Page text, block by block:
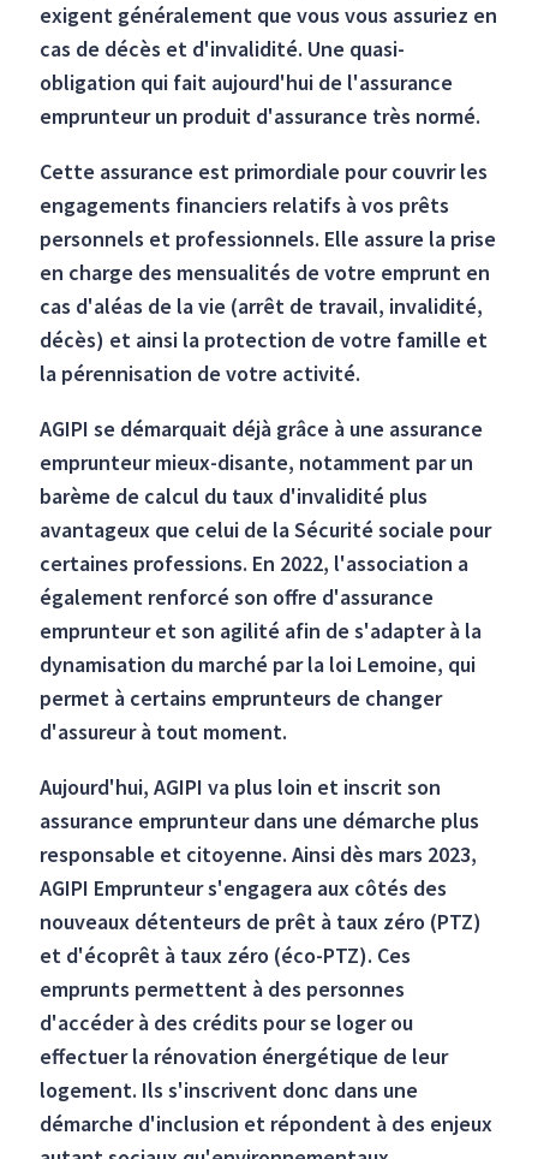
exigent généralement que vous vous assuriez en
cas de décès et d'invalidité. Une quasi-
obligation qui fait aujourd'hui de l'assurance
emprunteur un produit d'assurance très normé.
Cette assurance est primordiale pour couvrir les
engagements financiers relatifs à vos prêts
personnels et professionnels. Elle assure la prise
en charge des mensualités de votre emprunt en
cas d'aléas de la vie (arrêt de travail, invalidité,
décès) et ainsi la protection de votre famille et
la pérennisation de votre activité.
AGIPI se démarquait déjà grâce à une assurance
emprunteur mieux-disante, notamment par un
barème de calcul du taux d'invalidité plus
avantageux que celui de la Sécurité sociale pour
certaines professions. En 2022, l'association a
également renforcé son offre d'assurance
emprunteur et son agilité afin de s'adapter à la
dynamisation du marché par la loi Lemoine, qui
permet à certains emprunteurs de changer
d'assureur à tout moment.
Aujourd'hui, AGIPI va plus loin et inscrit son
assurance emprunteur dans une démarche plus
responsable et citoyenne. Ainsi dès mars 2023,
AGIPI Emprunteur s'engagera aux côtés des
nouveaux détenteurs de prêt à taux zéro (PTZ)
et d'écoprêt à taux zéro (éco-PTZ). Ces
emprunts permettent à des personnes
d'accéder à des crédits pour se loger ou
effectuer la rénovation énergétique de leur
logement. Ils s'inscrivent donc dans une
démarche d'inclusion et répondent à des enjeux